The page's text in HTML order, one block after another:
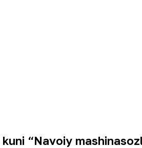
“Navoiy